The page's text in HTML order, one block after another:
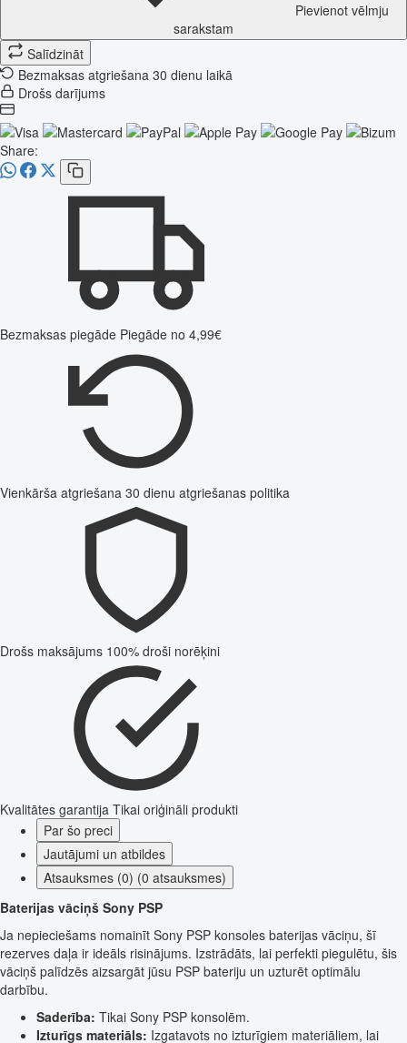
Pievienot vēlmju
sarakstam
Salīdzināt
Bezmaksas atgriešana 30 dienu laikā
Drošs darījums
Share:
Bezmaksas piegāde Piegāde no 4,99€
Vienkārša atgriešana 30 dienu atgriešanas politika
Drošs maksājums 100% droši norēķini
Kvalitātes garantija Tikai oriģināli produkti
Par šo preci
Jautājumi un atbildes
Atsauksmes (0) (0 atsauksmes)
Baterijas vāciņš Sony PSP
Ja nepieciešams nomainīt Sony PSP konsoles baterijas vāciņu, šī
rezerves daļa ir ideāls risinājums. Izstrādāts, lai perfekti piegulētu, šis
vāciņš palīdzēs aizsargāt jūsu PSP bateriju un uzturēt optimālu
darbību.
Saderība: Tikai Sony PSP konsolēm.
Izturīgs materiāls: Izgatavots no izturīgiem materiāliem, lai